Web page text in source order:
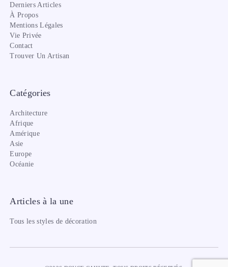
Derniers Articles
À Propos
Mentions Légales
Vie Privée
Contact
Trouver Un Artisan
Catégories
Architecture
Afrique
Amérique
Asie
Europe
Océanie
Articles à la une
Tous les styles de décoration